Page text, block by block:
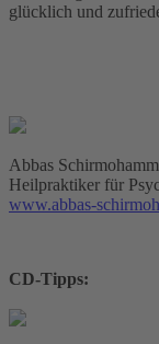
glücklich und
Abbas
Heilpraktiker für
www.abbas-
CD-Tipps: